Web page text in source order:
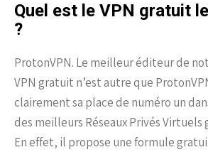
Quel est le VPN gratuit
?
ProtonVPN. Le meilleur éditeur de
VPN gratuit n’est autre que
clairement sa place de numéro un
des meilleurs Réseaux Privés Virtuels
En effet, il propose une formule